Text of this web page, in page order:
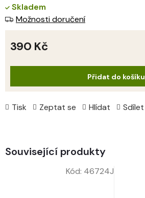
Tisk Zeptat se Hlídat Sdílet
Skladem
Možnosti doručení
390 Kč
Přidat do košíku
Související produkty
Kód: 46724J